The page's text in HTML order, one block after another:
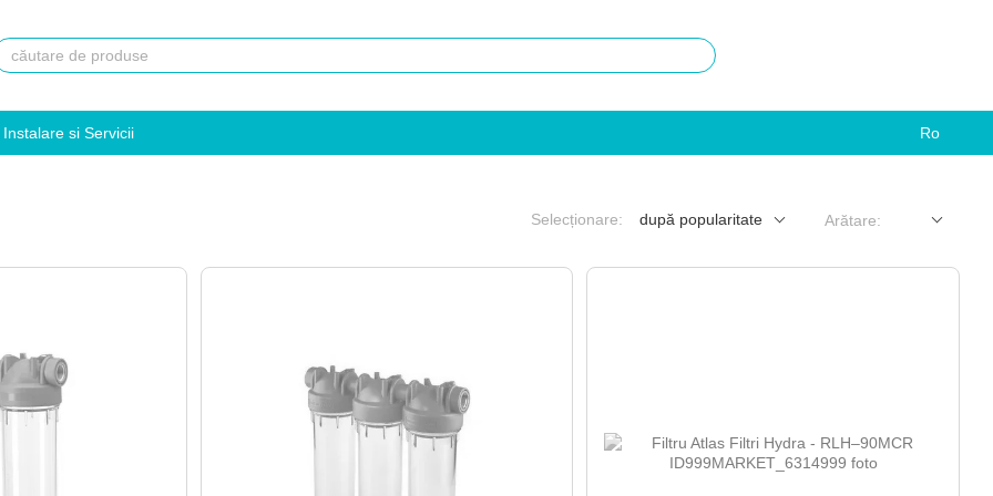
Instalare si Servicii Ro
Selecționare: după popularitate Arătare: